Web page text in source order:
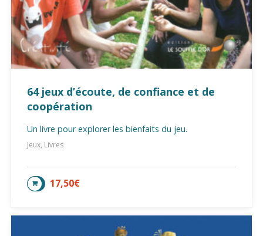
64 jeux d’écoute, de confiance et de
coopération
Un livre pour explorer les bienfaits du jeu.
Jeux, Livres
17,50€
AJOUTER AU PANIER